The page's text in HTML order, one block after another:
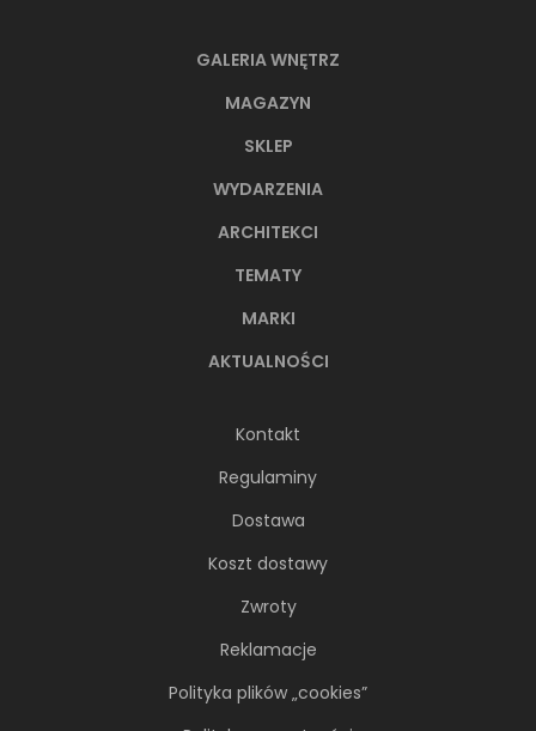
GALERIA WNĘTRZ
MAGAZYN
SKLEP
WYDARZENIA
ARCHITEKCI
TEMATY
MARKI
AKTUALNOŚCI
Kontakt
Regulaminy
Dostawa
Koszt dostawy
Zwroty
Reklamacje
Polityka plików „cookies”